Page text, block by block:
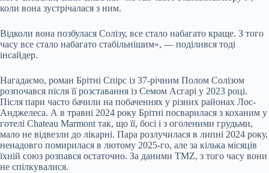
коли вона зустрічалася з ним.
Відколи вона позбулася Солізу, все стало набагато краще. З того
часу все стало набагато стабільнішим», — поділився тоді
інсайдер.
Нагадаємо, роман Брітні Спірс із 37-річним Полом Солізом
розпочався після її розставання із Семом Асгарі у 2023 році.
Після пари часто бачили на побаченнях у різних районах Лос-
Анджелеса. А в травні 2024 року Брітні посварилася з коханим у
готелі Chateau Marmont так, що її, босі і з оголеними грудьми,
мало не відвезли до лікарні. Пара розлучилася в липні 2024 року,
ненадовго помирилася в лютому 2025-го, але за кілька місяців
їхній союз розпався остаточно. За даними TMZ, з того часу вони
не спілкувалися.